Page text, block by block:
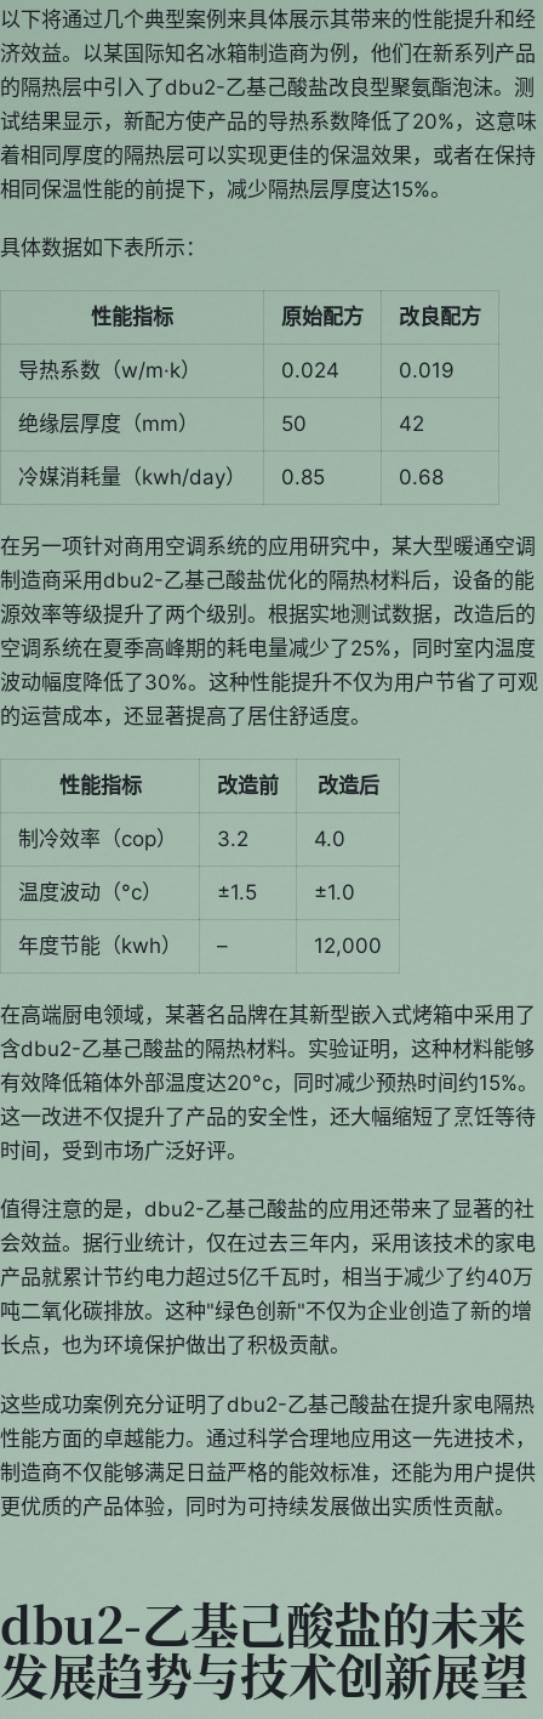
以下将通过几个典型案例来具体展示其带来的性能提升和经
济效益。以某国际知名冰箱制造商为例，他们在新系列产品
的隔热层中引入了dbu2-乙基己酸盐改良型聚氨酯泡沫。测
试结果显示，新配方使产品的导热系数降低了20%，这意味
着相同厚度的隔热层可以实现更佳的保温效果，或者在保持
相同保温性能的前提下，减少隔热层厚度达15%。
具体数据如下表所示：
性能指标 原始配方
改良配方
导热系数（w/m·k）
0.024
0.019
绝缘层厚度（mm）
50
42
冷媒消耗量（kwh/day）
0.85 0.68
在另一项针对商用空调系统的应用研究中，某大型暖通空调
制造商采用dbu2-乙基己酸盐优化的隔热材料后，设备的能
源效率等级提升了两个级别。根据实地测试数据，改造后的
空调系统在夏季高峰期的耗电量减少了25%，同时室内温度
波动幅度降低了30%。这种性能提升不仅为用户节省了可观
的运营成本，还显著提高了居住舒适度。
性能指标 改造前
改造后
制冷效率（cop）
3.2
4.0
温度波动（°c）
±1.5
±1.0
年度节能（kwh）
– 12,000
在高端厨电领域，某著名品牌在其新型嵌入式烤箱中采用了
含dbu2-乙基己酸盐的隔热材料。实验证明，这种材料能够
有效降低箱体外部温度达20°c，同时减少预热时间约15%。
这一改进不仅提升了产品的安全性，还大幅缩短了烹饪等待
时间，受到市场广泛好评。
值得注意的是，dbu2-乙基己酸盐的应用还带来了显著的社
会效益。据行业统计，仅在过去三年内，采用该技术的家电
产品就累计节约电力超过5亿千瓦时，相当于减少了约40万
吨二氧化碳排放。这种"绿色创新"不仅为企业创造了新的增
长点，也为环境保护做出了积极贡献。
这些成功案例充分证明了dbu2-乙基己酸盐在提升家电隔热
性能方面的卓越能力。通过科学合理地应用这一先进技术，
制造商不仅能够满足日益严格的能效标准，还能为用户提供
更优质的产品体验，同时为可持续发展做出实质性贡献。
dbu2-乙基己酸盐的未来
发展趋势与技术创新展望